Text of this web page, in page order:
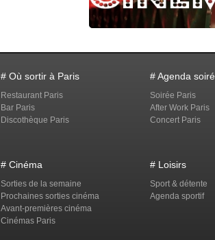
# Où sortir à Paris
Restaurant Paris
Bar Paris
Discothèque Paris
# Agenda
Soirée Paris
After Work Paris
Concert Paris
# Cinéma
Sorties de la semaine
Prochaines sorties cinéma
Avant-premières cinéma
Cinémas Paris
# Loisirs
Sport & détente
Agenda sportif